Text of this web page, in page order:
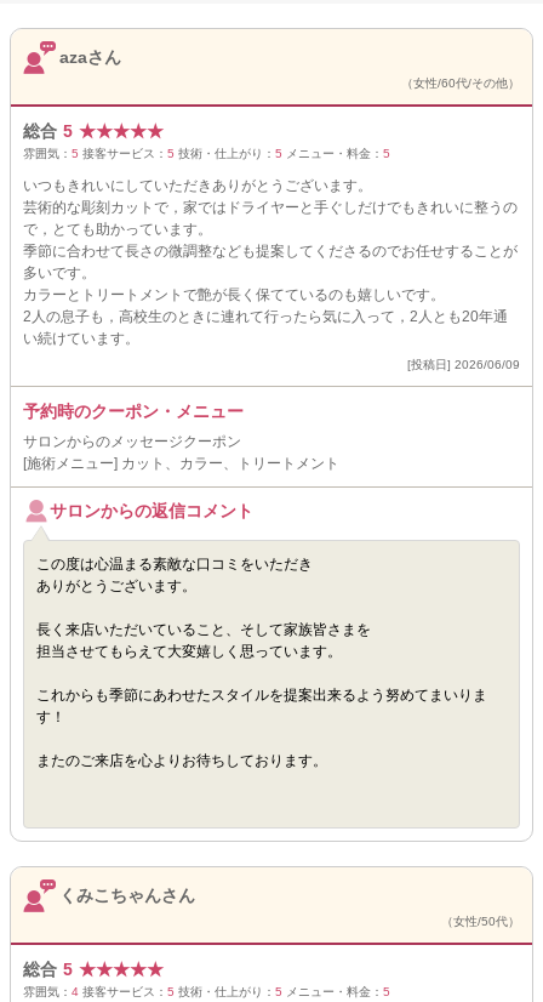
azaさん
（女性/60代/その他）
総合 5 ★★★★★
雰囲気： 5 接客サービス： 5 技術・仕上がり： 5 メニュー・料金： 5
いつもきれいにしていただきありがとうございます。
芸術的な彫刻カットで，家ではドライヤーと手ぐしだけでもきれいに整うの
で，とても助かっています。
季節に合わせて長さの微調整なども提案してくださるのでお任せすることが
多いです。
カラーとトリートメントで艶が長く保てているのも嬉しいです。
2人の息子も，高校生のときに連れて行ったら気に入って，2人とも20年通
い続けています。
[投稿日] 2026/06/09
予約時のクーポン・メニュー
サロンからのメッセージクーポン
[施術メニュー] カット、カラー、トリートメント
サロンからの返信コメント
この度は心温まる素敵な口コミをいただき
ありがとうございます。
長く来店いただいていること、そして家族皆さまを
担当させてもらえて大変嬉しく思っています。
これからも季節にあわせたスタイルを提案出来るよう努めてまいりま
す！
またのご来店を心よりお待ちしております。
くみこちゃんさん
（女性/50代）
総合 5 ★★★★★
雰囲気： 4 接客サービス： 5 技術・仕上がり： 5 メニュー・料金： 5